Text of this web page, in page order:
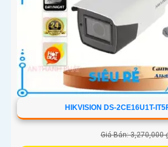
HIKVISION DS-2CE16U1T-
Giá Bán: 3,270,000